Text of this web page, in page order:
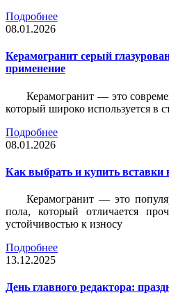
Подробнее
08.01.2026
Керамогранит серый
применение
Керамогранит — это
который широко используется в
Подробнее
08.01.2026
Как выбрать и купить вставки
Керамогранит — это
пола, который отличается
устойчивостью к износу
Подробнее
13.12.2025
День главного редактора: